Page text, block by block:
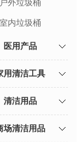
户外垃圾桶
室内垃圾桶
医用产品
用清洁工具
清洁用品
场清洁用品